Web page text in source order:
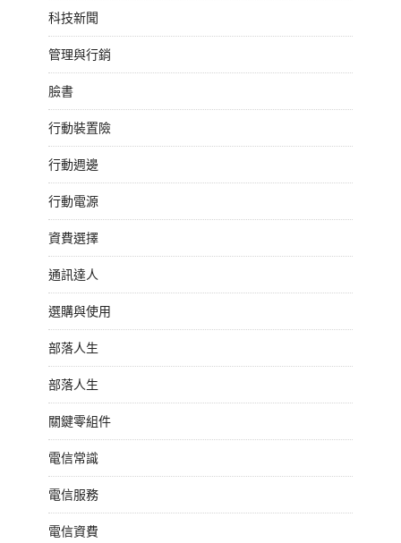
科技新聞
管理與行銷
臉書
行動裝置險
行動週邊
行動電源
資費選擇
通訊達人
選購與使用
部落人生
部落人生
關鍵零組件
電信常識
電信服務
電信資費